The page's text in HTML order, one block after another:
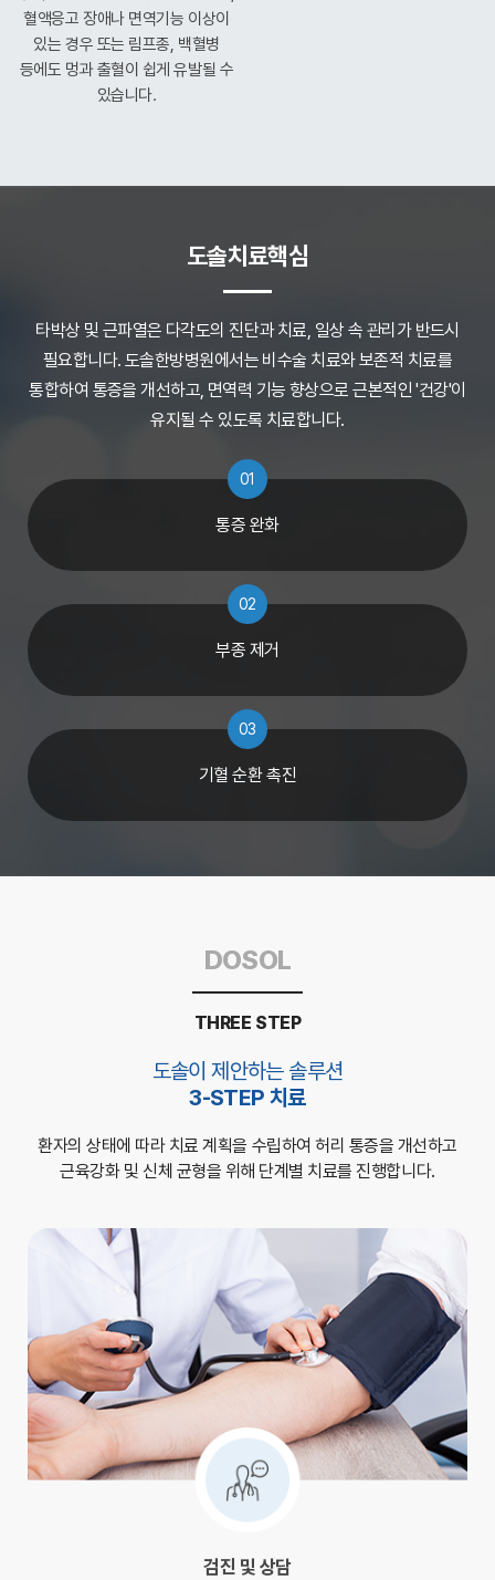
혈액응고 장애나면역기능 이상이
있는 경우 또는 림프종, 백혈병
등에도 멍과 출혈이 쉽게 유발될 수
있습니다.
도솔치료핵심
타박상 및 근파열은 다각도의 진단과 치료, 일상 속 관리가 반드시
필요합니다.도솔한방병원에서는 비수술 치료와 보존적 치료를
통합하여 통증을 개선하고, 면역력 기능 향상으로 근본적인 '건강'이
유지될 수 있도록 치료합니다.
01
통증 완화
02
부종 제거
03
기혈 순환 촉진
DOSOL
THREE STEP
도솔이 제안하는 솔루션
3-STEP 치료
환자의 상태에 따라 치료 계획을 수립하여허리 통증을 개선하고
근육강화 및 신체 균형을 위해 단계별 치료를 진행합니다.
검진 및 상담